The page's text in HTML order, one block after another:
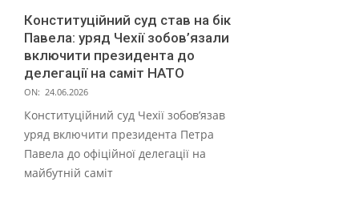
Конституційний суд став на бік
Павела: уряд Чехії зобов’язали
включити президента до
делегації на саміт НАТО
ON: 24.06.2026
Конституційний суд Чехії зобов’язав
уряд включити президента Петра
Павела до офіційної делегації на
майбутній саміт